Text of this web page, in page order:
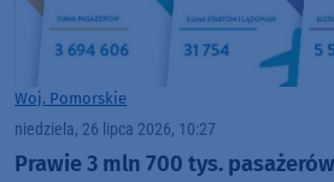
Woj. Pomorskie
niedziela, 26 lipca 2026, 10:27
Prawie 3 mln 700 tys.